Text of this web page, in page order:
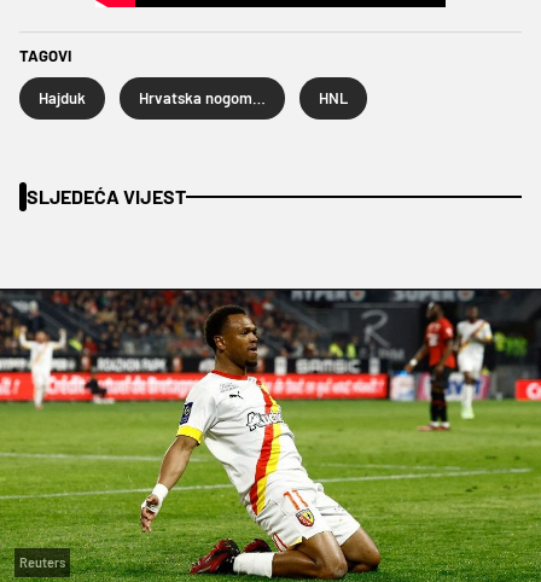
TAGOVI
Hajduk HNL
SLJEDEĆA VIJEST
Reuters